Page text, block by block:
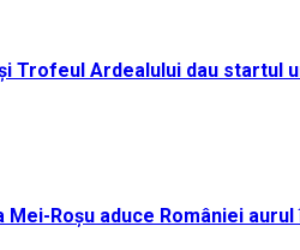
Trofeul Ardealului dau startul
Roșu aduce României